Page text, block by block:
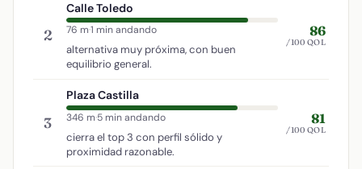
2
Calle Toledo
76 m·1 min andando
alternativa muy próxima, con buen
equilibrio general.
86
/100 QOL
3
Plaza Castilla
346 m·5 min andando
cierra el top 3 con perfil sólido y
proximidad razonable.
81
/100 QOL